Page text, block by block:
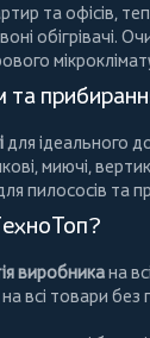
та офісів,
обігрівачі.
та
для ідеального
,миючі,
пилососів та
виробникана
на всі товари